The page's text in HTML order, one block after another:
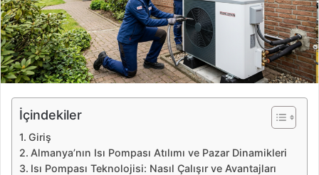
a
g
ö
n
e
İçindekiler
Giriş
Almanya’nın Isı Pompası Atılımı ve Pazar Dinamikleri
Isı Pompası Teknolojisi: Nasıl Çalışır ve Avantajları